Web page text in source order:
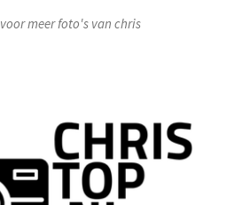
voor meer foto's van chris